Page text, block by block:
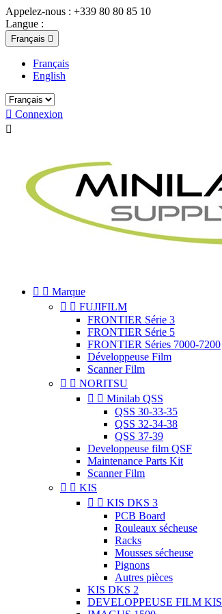
Appelez-nous : +339 80 80 85 10
Langue :
Français 
Français
English
 Connexion

  Marque
  FUJIFILM
FRONTIER Série 3
FRONTIER Série 5
FRONTIER Séries 7000-7200
Développeuse Film
Scanner Film
  NORITSU
  Minilab QSS
QSS 30-33-35
QSS 32-34-38
QSS 37-39
Developpeuse film QSF
Maintenance Parts Kit
Scanner Film
  KIS
  KIS DKS 3
PCB Board
Rouleaux sécheuse
Racks
Mousses sécheuse
Pignons
Autres pièces
KIS DKS 2
DEVELOPPEUSE FILM KIS